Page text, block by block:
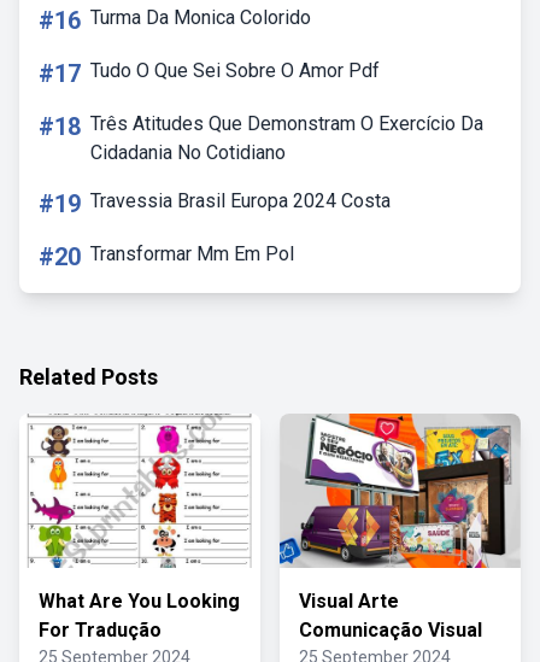
#16 Turma Da Monica Colorido
#17 Tudo O Que Sei Sobre O Amor Pdf
#18 Três Atitudes Que Demonstram O Exercício Da
Cidadania No Cotidiano
#19 Travessia Brasil Europa 2024 Costa
#20 Transformar Mm Em Pol
Related Posts
What Are You Looking
For Tradução
25 September 2024
Visual Arte
Comunicação Visual
25 September 2024